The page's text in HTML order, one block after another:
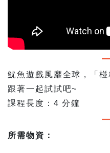
魷魚遊戲風靡全球，「
跟著一起試試吧~
課程長度：4 分鐘
所需物資：